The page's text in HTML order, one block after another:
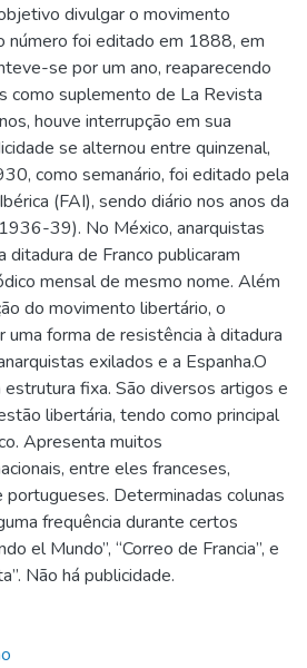
divulgar o movimento
número foi editado em 1888, em
se por um ano, reaparecendo
como suplemento de La Revista
houve interrupção em sua
se alternou entre quinzenal,
como semanário, foi editado pela
(FAI), sendo diário nos anos da
39). No México, anarquistas
de Franco publicaram
mensal de mesmo nome. Além
do movimento libertário, o
forma de resistência à ditadura
exilados e a Espanha.O
fixa. São diversos artigos e
libertária, tendo como principal
Apresenta muitos
entre eles franceses,
portugueses. Determinadas colunas
frequência durante certos
el Mundo”, “Correo de Francia”, e
Não há publicidade.